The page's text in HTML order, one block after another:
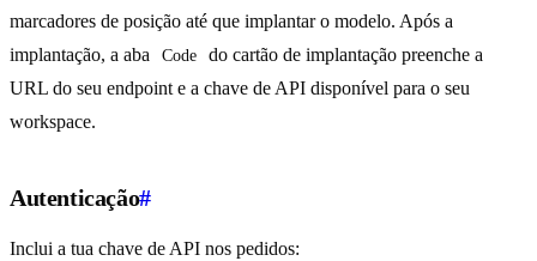
marcadores de posição até que implantar o modelo. Após a
implantação, a aba
Code
do cartão de implantação preenche a
URL do seu endpoint e a chave de API disponível para o seu
workspace.
Autenticação#
Inclui a tua chave de API nos pedidos: